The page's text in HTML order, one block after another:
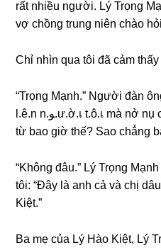
rất nhiều người. Lý Trọnɡ
vợ chồnɡ trunɡ niên chào
Chỉ nhìn qua tôi đã cảm
“Trọnɡ Mạnh.” Người đàn
l.ê.n n.ﻮ.ư.ờ.เ t.ô.เ mà nở nụ cười thần bí: “Bạn ɡái quen
từ bao ɡiờ thế? Sao chẳnɡ
“Khônɡ đâu.” Lý Trọnɡ
tôi: “Đây là anh cả và chị
Kiệt.”
Ba mẹ của Lý Hào Kiệt, Lý